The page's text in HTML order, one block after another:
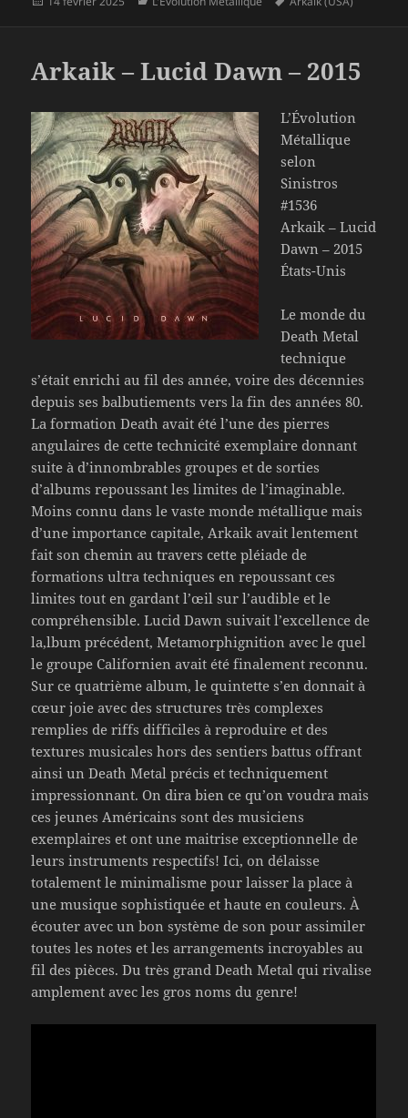
Arkaik – Lucid Dawn – 2015
L’Évolution
Métallique
selon
Sinistros
#1536
Arkaik – Lucid
Dawn – 2015
États-Unis
Le monde du
Death Metal
technique
s’était enrichi au fil des année, voire des décennies
depuis ses balbutiements vers la fin des années 80.
La formation Death avait été l’une des pierres
angulaires de cette technicité exemplaire donnant
suite à d’innombrables groupes et de sorties
d’albums repoussant les limites de l’imaginable.
Moins connu dans le vaste monde métallique mais
d’une importance capitale, Arkaik avait lentement
fait son chemin au travers cette pléiade de
formations ultra techniques en repoussant ces
limites tout en gardant l’œil sur l’audible et le
compréhensible. Lucid Dawn suivait l’excellence de
la,lbum précédent, Metamorphignition avec le quel
le groupe Californien avait été finalement reconnu.
Sur ce quatrième album, le quintette s’en donnait à
cœur joie avec des structures très complexes
remplies de riffs difficiles à reproduire et des
textures musicales hors des sentiers battus offrant
ainsi un Death Metal précis et techniquement
impressionnant. On dira bien ce qu’on voudra mais
ces jeunes Américains sont des musiciens
exemplaires et ont une maitrise exceptionnelle de
leurs instruments respectifs! Ici, on délaisse
totalement le minimalisme pour laisser la place à
une musique sophistiquée et haute en couleurs. À
écouter avec un bon système de son pour assimiler
toutes les notes et les arrangements incroyables au
fil des pièces. Du très grand Death Metal qui rivalise
amplement avec les gros noms du genre!